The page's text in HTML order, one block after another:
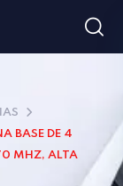
BASE DE 4
MHZ, ALTA